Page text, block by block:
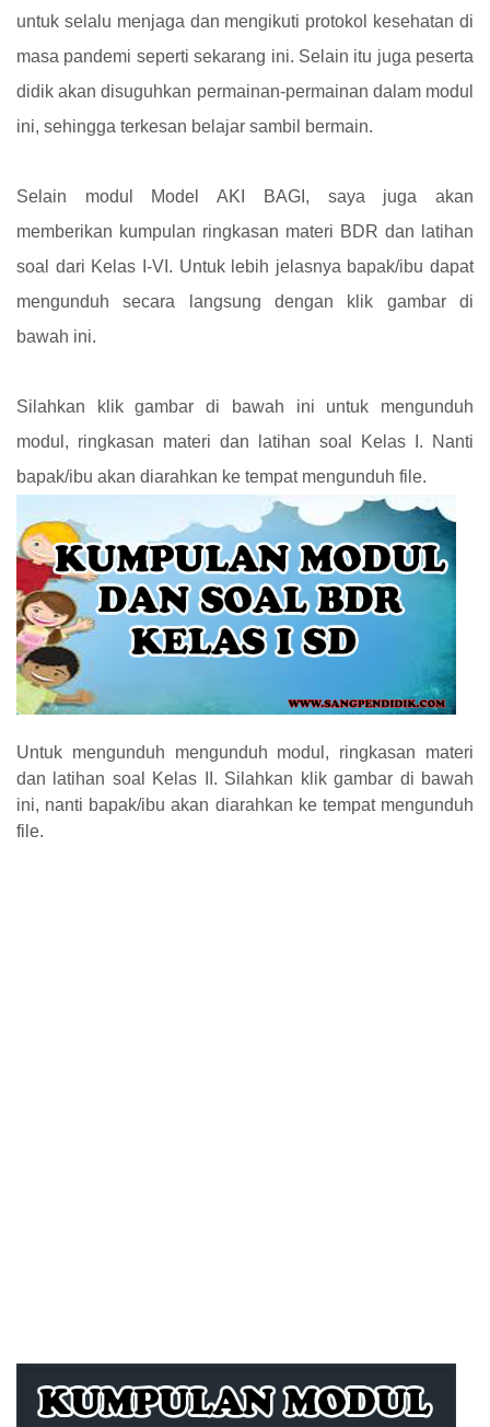
untuk selalu menjaga dan mengikuti protokol kesehatan di
masa pandemi seperti sekarang ini. Selain itu juga peserta
didik akan disuguhkan permainan-permainan dalam modul
ini, sehingga terkesan belajar sambil bermain.
Selain modul Model AKI BAGI, saya juga akan
memberikan kumpulan ringkasan materi BDR dan latihan
soal dari Kelas I-VI. Untuk lebih jelasnya bapak/ibu dapat
mengunduh secara langsung dengan klik gambar di
bawah ini.
Silahkan klik gambar di bawah ini untuk mengunduh
modul, ringkasan materi dan latihan soal Kelas I. Nanti
bapak/ibu akan diarahkan ke tempat mengunduh file.
Untuk mengunduh mengunduh modul, ringkasan materi
dan latihan soal Kelas II. Silahkan klik gambar di bawah
ini, nanti bapak/ibu akan diarahkan ke tempat mengunduh
file.